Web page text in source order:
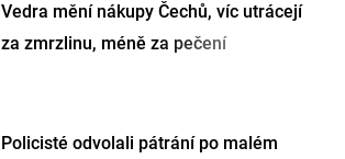
Vedra mění nákupy Čechů, víc utrácejí
za zmrzlinu, méně za pečení
Policisté odvolali pátrání po malém